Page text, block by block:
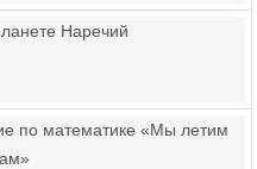
Наречий
по математике «Мы летим